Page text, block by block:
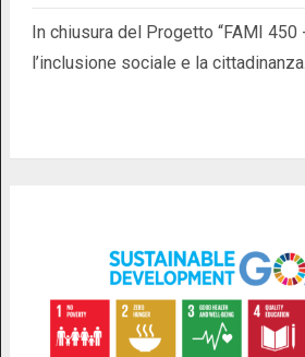
In chiusura del Progetto “FAMI 450
l’inclusione sociale e la